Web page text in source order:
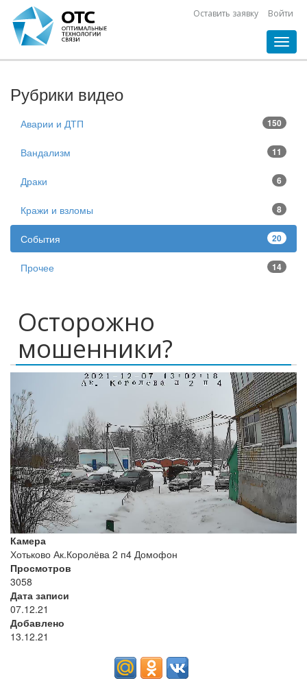
Оставить заявку Войти
Рубрики видео
150
Аварии и ДТП
11
Вандализм
6
Драки
8
Кражи и взломы
20
События
14
Прочее
Осторожно
мошенники?
Камера
Хотьково Ак.Королёва 2 п4 Домофон
Просмотров
3058
Дата записи
07.12.21
Добавлено
13.12.21